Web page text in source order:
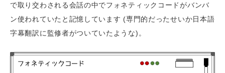
で取り交わされる会話の中でフォネティックコードがバンバ
ン使われていたと記憶しています (専門的だったせいか日本語
字幕翻訳に監修者がついていたような)。